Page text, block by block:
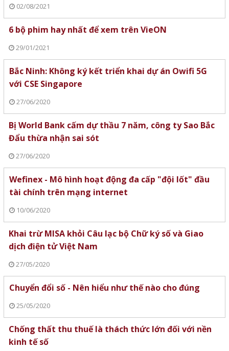
02/08/2021
6 bộ phim hay nhất để xem trên VieON
29/01/2021
Bắc Ninh: Không ký kết triển khai dự án Owifi 5G
với CSE Singapore
27/06/2020
Bị World Bank cấm dự thầu 7 năm, công ty Sao Bắc
Đẩu thừa nhận sai sót
27/06/2020
Wefinex - Mô hình hoạt động đa cấp "đội lốt" đầu
tài chính trên mạng internet
10/06/2020
Khai trừ MISA khỏi Câu lạc bộ Chữ ký số và Giao
dịch điện tử Việt Nam
27/05/2020
Chuyển đổi số - Nên hiểu như thế nào cho đúng
25/05/2020
Chống thất thu thuế là thách thức lớn đối với nền
kinh tế số